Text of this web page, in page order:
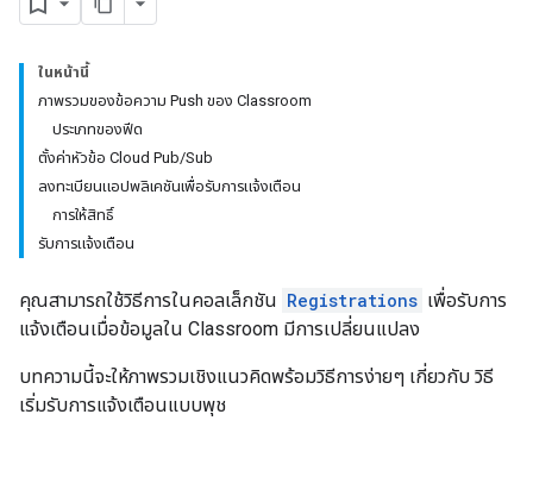
ในหน้านี้
ภาพรวมของข้อความ Push ของ Classroom
ประเภทของฟีด
ตั้งค่าหัวข้อ Cloud Pub/Sub
ลงทะเบียนแอปพลิเคชันเพื่อรับการแจ้งเตือน
การให้สิทธิ์
รับการแจ้งเตือน
คุณสามารถใช้วิธีการในคอลเล็กชัน Registrations เพื่อรับการ
แจ้งเตือนเมื่อข้อมูลใน Classroom มีการเปลี่ยนแปลง
บทความนี้จะให้ภาพรวมเชิงแนวคิดพร้อมวิธีการง่ายๆ เกี่ยวกับ วิธี
เริ่มรับการแจ้งเตือนแบบพุช